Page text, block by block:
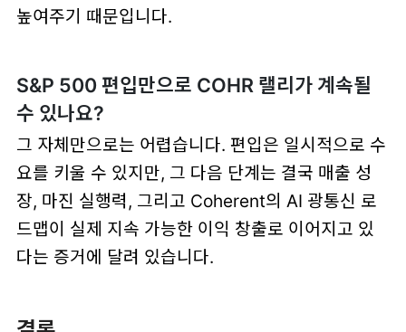
높여주기 때문입니다.
S&P 500 편입만으로 COHR 랠리가 계속될
수 있나요?
그 자체만으로는 어렵습니다. 편입은 일시적으로 수
요를 키울 수 있지만, 그 다음 단계는 결국 매출 성
장, 마진 실행력, 그리고 Coherent의 AI 광통신 로
드맵이 실제 지속 가능한 이익 창출로 이어지고 있
다는 증거에 달려 있습니다.